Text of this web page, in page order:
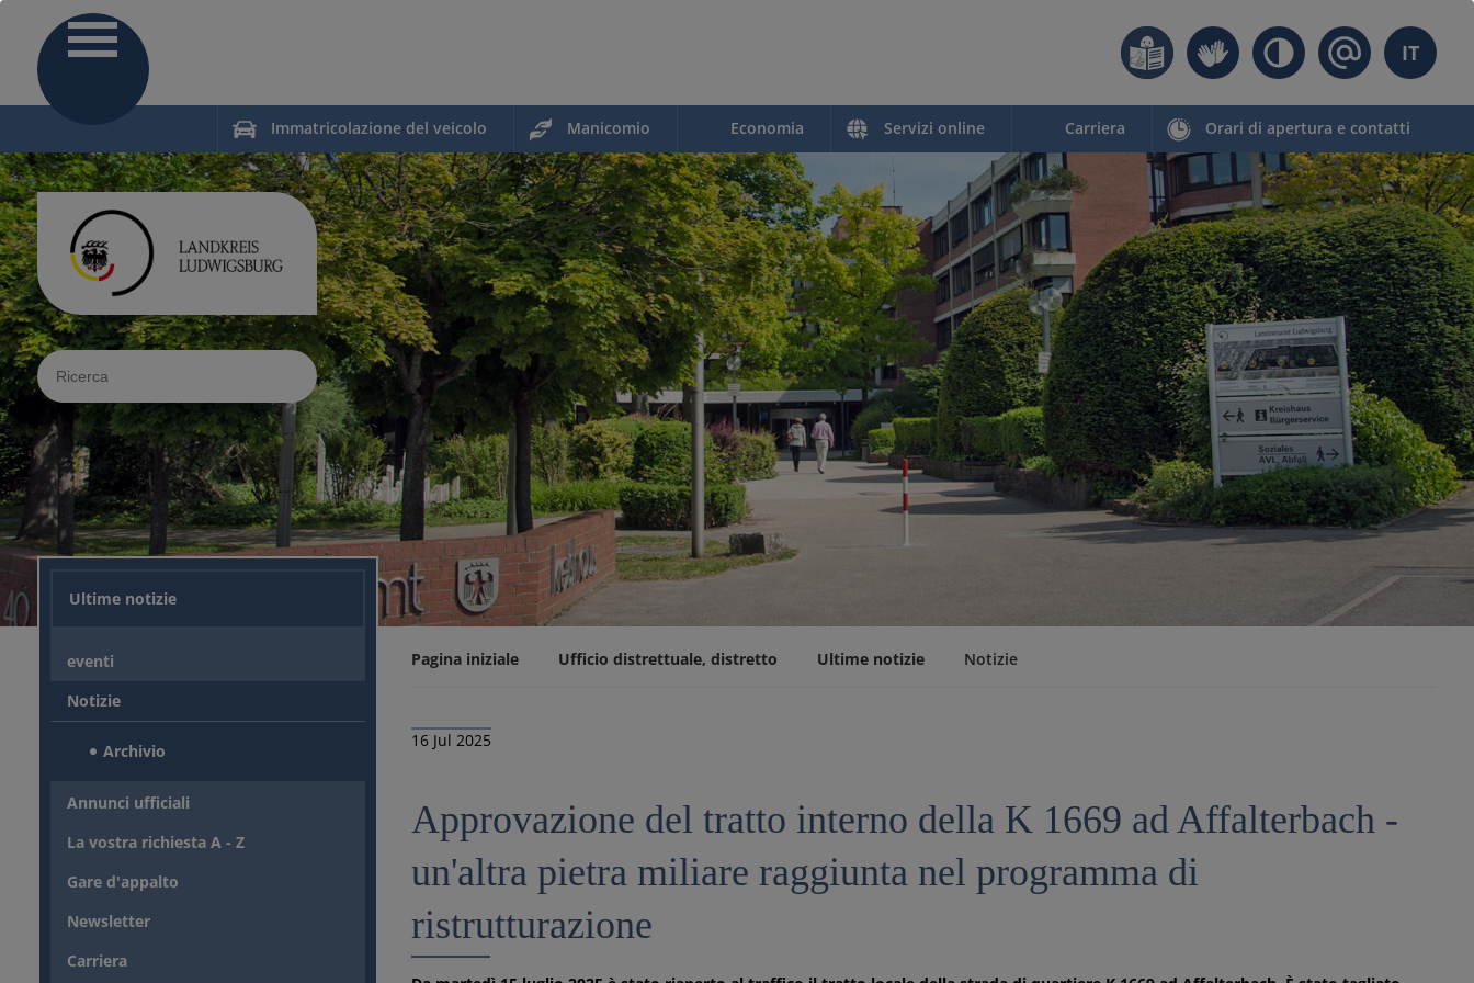
IT
Immatricolazione del veicolo Manicomio Economia Servizi online Carriera Orari di apertura e contatti
Sucheingabe
Ultime notizie
eventi
Notizie
Archivio
Annunci ufficiali
La vostra richiesta A - Z
Gare d'appalto
Newsletter
Carriera
Pagina iniziale Ufficio distrettuale, distretto Ultime notizie Notizie
16 Jul 2025
Approvazione del tratto interno della K 1669 ad Affalterbach -
un'altra pietra miliare raggiunta nel programma di
ristrutturazione